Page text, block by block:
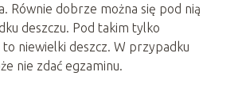
Równie dobrze można się pod nią
deszczu. Pod takim tylko
niewielki deszcz. W przypadku
nie zdać egzaminu.